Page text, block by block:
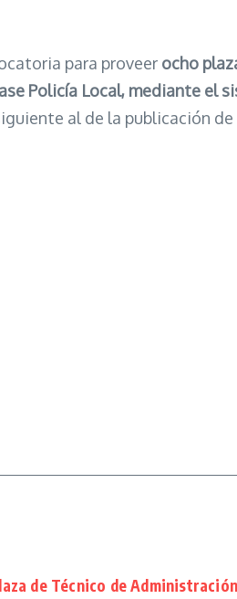
para proveer ocho
Policía Local, mediante el
al de la publicación
de Técnico de